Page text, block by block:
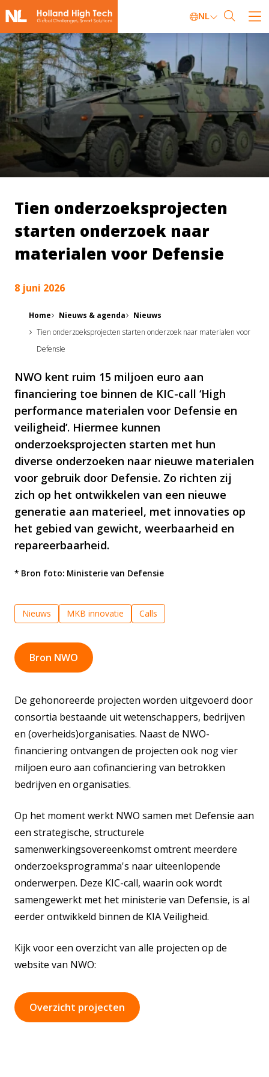
NL
Tien onderzoeksprojecten
starten onderzoek naar
materialen voor Defensie
8 juni 2026
Home Nieuws & agenda
Nieuws
Tien onderzoeksprojecten starten onderzoek naar materialen voor
Defensie
NWO kent ruim 15 miljoen euro aan
financiering toe binnen de KIC-call ‘High
performance materialen voor Defensie en
veiligheid’. Hiermee kunnen
onderzoeksprojecten starten met hun
diverse onderzoeken naar nieuwe materialen
voor gebruik door Defensie. Zo richten zij
zich op het ontwikkelen van een nieuwe
generatie aan materieel, met innovaties op
het gebied van gewicht, weerbaarheid en
repareerbaarheid.
* Bron foto: Ministerie van Defensie
Nieuws MKB innovatie Calls
Bron NWO
De gehonoreerde projecten worden uitgevoerd door
consortia bestaande uit wetenschappers, bedrijven
en (overheids)organisaties. Naast de NWO-
financiering ontvangen de projecten ook nog vier
miljoen euro aan cofinanciering van betrokken
bedrijven en organisaties.
Op het moment werkt NWO samen met Defensie aan
een strategische, structurele
samenwerkingsovereenkomst omtrent meerdere
onderzoeksprogramma's naar uiteenlopende
onderwerpen. Deze KIC-call, waarin ook wordt
samengewerkt met het ministerie van Defensie, is al
eerder ontwikkeld binnen de KIA Veiligheid.
Kijk voor een overzicht van alle projecten op de
website van NWO:
Overzicht projecten